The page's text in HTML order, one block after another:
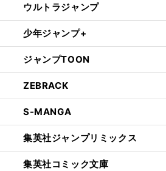
ウルトラジャンプ
少年ジャンプ+
ジャンプTOON
ZEBRACK
S-MANGA
集英社ジャンプリミックス
集英社コミック文庫